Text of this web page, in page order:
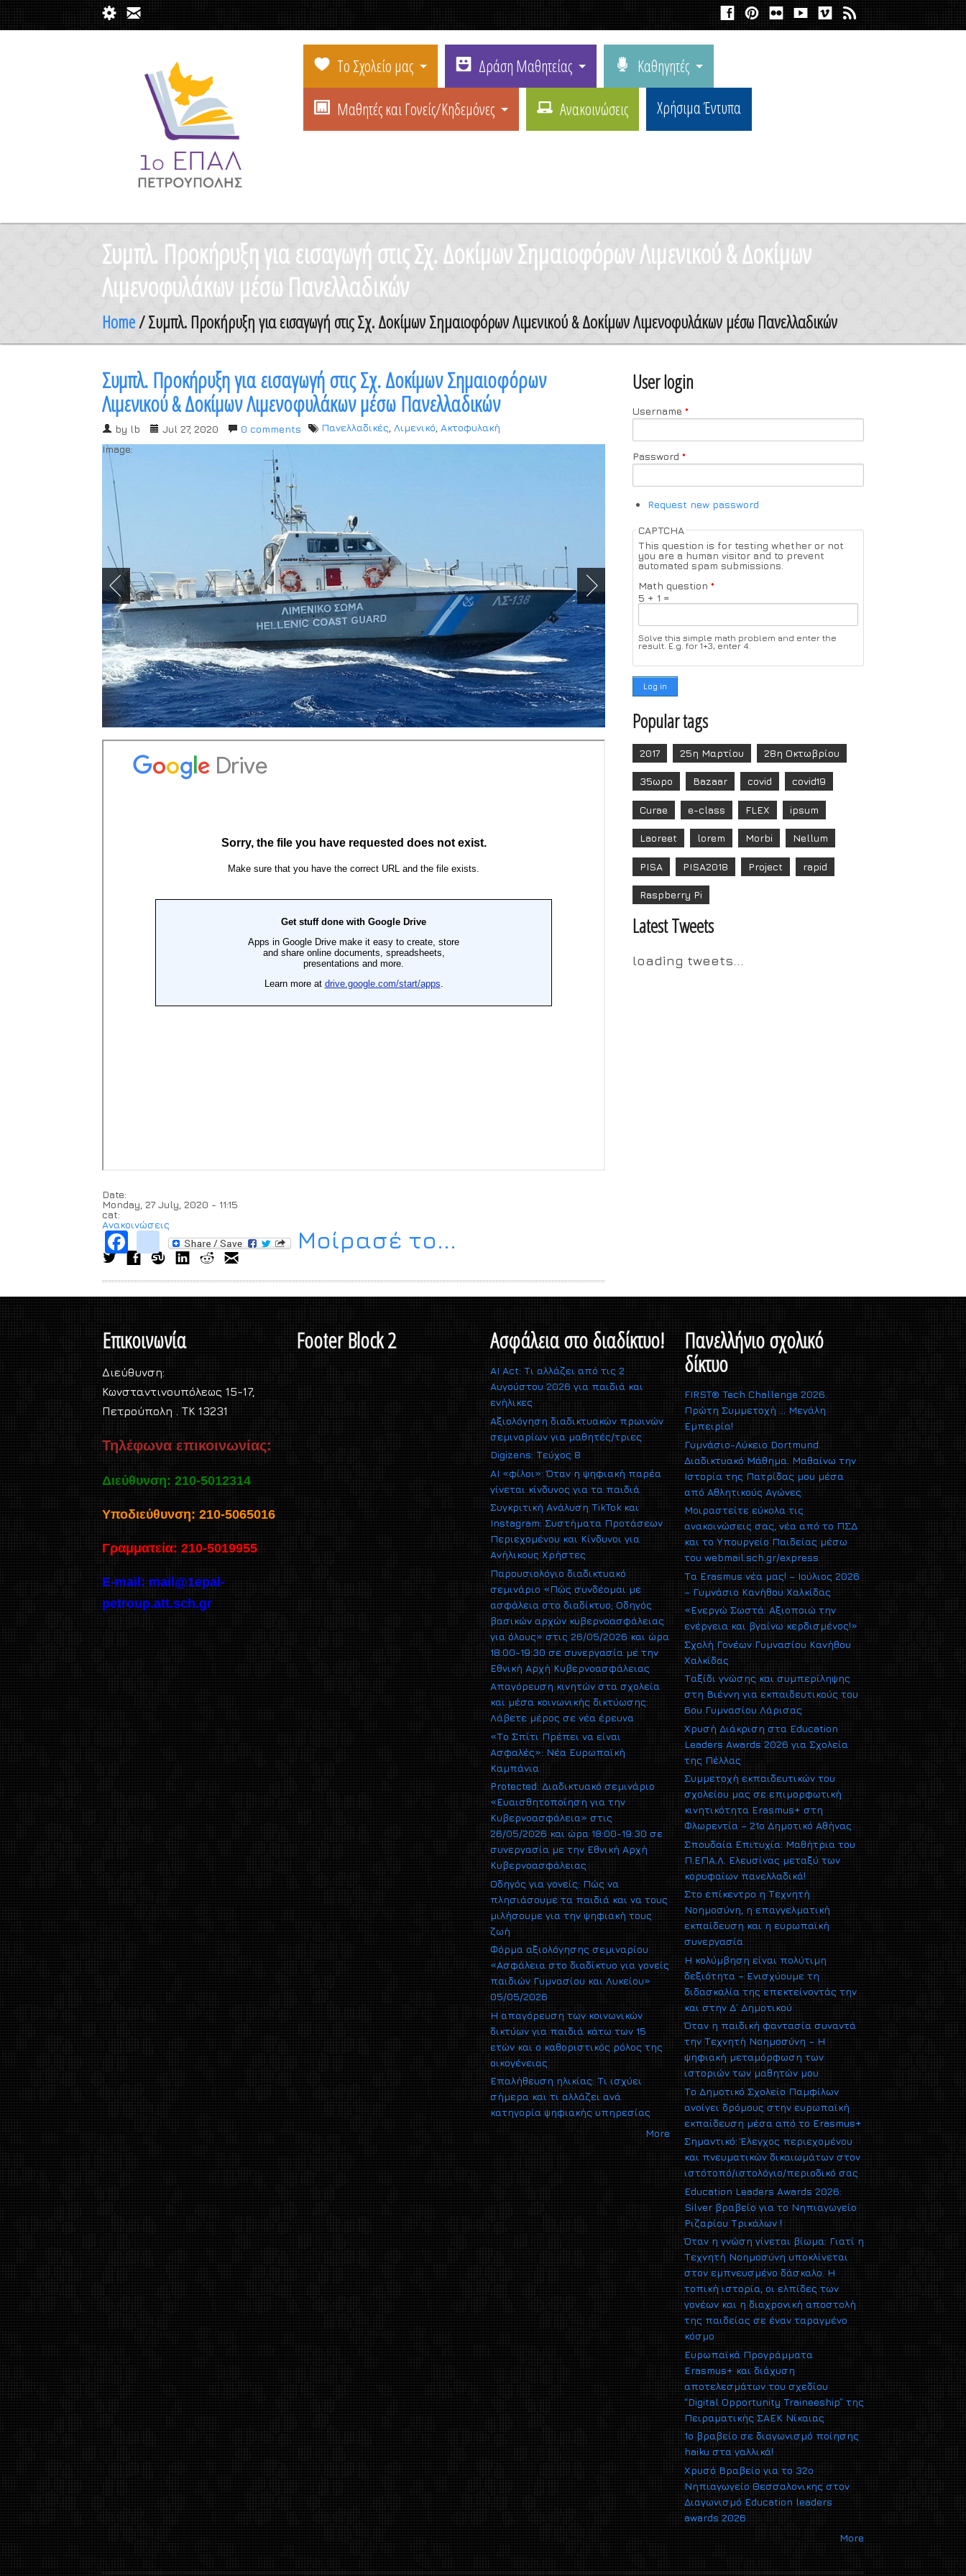
Το Σχολείο μας Δράση Μαθητείας
Καθηγητές
Μαθητές και Γονείς/Κηδεμόνες
Ανακοινώσεις Χρήσιμα Έντυπα
Συμπλ. Προκήρυξη για εισαγωγή στις Σχ. Δοκίμων Σημαιοφόρων Λιμενικού & Δοκίμων
Λιμενοφυλάκων μέσω Πανελλαδικών
Home/ Συμπλ. Προκήρυξη για εισαγωγή στις Σχ. Δοκίμων Σημαιοφόρων Λιμενικού & Δοκίμων Λιμενοφυλάκων μέσω Πανελλαδικών
Συμπλ. Προκήρυξη για εισαγωγή στις Σχ. Δοκίμων Σημαιοφόρων
Λιμενικού & Δοκίμων Λιμενοφυλάκων μέσω Πανελλαδικών
by lb Jul 27, 2020 0 comments Πανελλαδικές Λιμενικό Ακτοφυλακή
Image:
Date:
Monday, 27 July, 2020 - 11:15
cat:
Ανακοινώσεις
Facebook
instagram Μοίρασέ το...
User login
Username*
Password*
Request new password
CAPTCHA
This question is for testing whether or not
you are a human visitor and to prevent
automated spam submissions.
Math question*
5 + 1 =
Solve this simple math problem and enter the
result. E.g. for 1+3, enter 4.
Popular tags
2017 25η Μαρτίου 28η Οκτωβρίου
35ωρο Bazaar covid covid19
Curae e-class FLEX ipsum
Laoreet lorem Morbi Nellum
PISA PISA2018 Project rapid
Raspberry Pi
Latest Tweets
loading tweets...
Επικοινωνία
Διεύθυνση:
Κωνσταντινουπόλεως 15-17,
Πετρούπολη . TK 13231
Τηλέφωνα επικοινωνίας:
Διεύθυνση: 210-5012314
Υποδιεύθυνση: 210-5065016
Γραμματεία: 210-5019955
E-mail: mail@1epal-
petroup.att.sch.gr
Footer Block 2 Ασφάλεια στο διαδίκτυο!
AI Act: Τι αλλάζει από τις 2
Αυγούστου 2026 για παιδιά και
ενήλικες
Αξιολόγηση διαδικτυακών πρωινών
σεμιναρίων για μαθητές/τριες
Digizens: Τεύχος 8
AI «φίλοι»: Όταν η ψηφιακή παρέα
γίνεται κίνδυνος για τα παιδιά
Συγκριτική Ανάλυση TikTok και
Instagram: Συστήματα Προτάσεων
Περιεχομένου και Κίνδυνοι για
Ανήλικους Χρήστες
Παρουσιολόγιο διαδικτυακό
σεμινάριο «Πώς συνδέομαι με
ασφάλεια στο διαδίκτυο; Οδηγός
βασικών αρχών κυβερνοασφάλειας
για όλους» στις 26/05/2026 και ώρα
18:00-19:30 σε συνεργασία με την
Εθνική Αρχή Κυβερνοασφάλειας
Απαγόρευση κινητών στα σχολεία
και μέσα κοινωνικής δικτύωσης:
Λάβετε μέρος σε νέα έρευνα
«Το Σπίτι Πρέπει να είναι
Ασφαλές»: Νέα Ευρωπαϊκή
Καμπάνια
Protected: Διαδικτυακό σεμινάριο
«Ευαισθητοποίηση για την
Κυβερνοασφάλεια» στις
26/05/2026 και ώρα 18:00-19:30 σε
συνεργασία με την Εθνική Αρχή
Κυβερνοασφάλειας
Οδηγός για γονείς: Πώς να
πλησιάσουμε τα παιδιά και να τους
μιλήσουμε για την ψηφιακή τους
ζωή
Φόρμα αξιολόγησης σεμιναρίου
«Ασφάλεια στο διαδίκτυο για γονείς
παιδιών Γυμνασίου και Λυκείου»
05/05/2026
Η απαγόρευση των κοινωνικών
δικτύων για παιδιά κάτω των 15
ετών και ο καθοριστικός ρόλος της
οικογένειας
Επαλήθευση ηλικίας: Τι ισχύει
σήμερα και τι αλλάζει ανά
κατηγορία ψηφιακής υπηρεσίας
More
Πανελλήνιο σχολικό
δίκτυο
FIRST® Tech Challenge 2026.
Πρώτη Συμμετοχή … Μεγάλη
Εμπειρία!
Γυμνάσιο-Λύκειο Dortmund.
Διαδικτυακό Μάθημα. Μαθαίνω την
Ιστορία της Πατρίδας μου μέσα
από Αθλητικούς Αγώνες
Μοιραστείτε εύκολα τις
ανακοινώσεις σας, νέα από το ΠΣΔ
και το Υπουργείο Παιδείας μέσω
του webmail.sch.gr/express
Τα Erasmus νέα μας! – Ιούλιος 2026
– Γυμνάσιο Κανήθου Χαλκίδας
«Ενεργώ Σωστά: Αξιοποιώ την
ενέργεια και βγαίνω κερδισμένος!»
Σχολή Γονέων Γυμνασίου Κανήθου
Χαλκίδας
Ταξίδι γνώσης και συμπερίληψης
στη Βιέννη για εκπαιδευτικούς του
6ου Γυμνασίου Λάρισας
Χρυσή Διάκριση στα Education
Leaders Awards 2026 για Σχολεία
της Πέλλας
Συμμετοχή εκπαιδευτικών του
σχολείου μας σε επιμορφωτική
κινητικότητα Erasmus+ στη
Φλωρεντία – 21ο Δημοτικό Αθήνας
Σπουδαία Επιτυχία: Μαθήτρια του
Π.ΕΠΑ.Λ. Ελευσίνας μεταξύ των
κορυφαίων πανελλαδικά!
Στο επίκεντρο η Τεχνητή
Νοημοσύνη, η επαγγελματική
εκπαίδευση και η ευρωπαϊκή
συνεργασία
Η κολύμβηση είναι πολύτιμη
δεξιότητα – Ενισχύουμε τη
διδασκαλία της επεκτείνοντάς την
και στην Δ΄ Δημοτικού
Όταν η παιδική φαντασία συναντά
την Τεχνητή Νοημοσύνη – Η
ψηφιακή μεταμόρφωση των
ιστοριών των μαθητών μου
Το Δημοτικό Σχολείο Παμφίλων
ανοίγει δρόμους στην ευρωπαϊκή
εκπαίδευση μέσα από το Erasmus+
Σημαντικό: Έλεγχος περιεχομένου
και πνευματικών δικαιωμάτων στον
ιστότοπό/ιστολόγιο/περιοδικό σας
Education Leaders Awards 2026:
Silver βραβείο για το Νηπιαγωγείο
Ριζαρίου Τρικάλων !
Όταν η γνώση γίνεται βίωμα: Γιατί η
Τεχνητή Νοημοσύνη υποκλίνεται
στον εμπνευσμένο δάσκαλο. Η
τοπική ιστορία, οι ελπίδες των
γονέων και η διαχρονική αποστολή
της παιδείας σε έναν ταραγμένο
κόσμο
Ευρωπαϊκά Προγράμματα
Erasmus+ και διάχυση
αποτελεσμάτων του σχεδίου
“Digital Opportunity Traineeship” της
Πειραματικής ΣΑΕΚ Νίκαιας
1ο βραβείο σε διαγωνισμό ποίησης
haiku στα γαλλικά!
Xρυσό Βραβείο για το 32ο
Νηπιαγωγείο Θεσσαλονικης στον
Διαγωνισμό Εducation leaders
awards 2026
More